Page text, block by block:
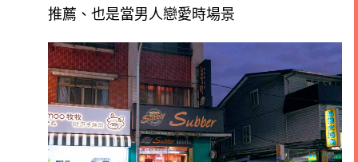
推薦、也是當男人戀愛時場景